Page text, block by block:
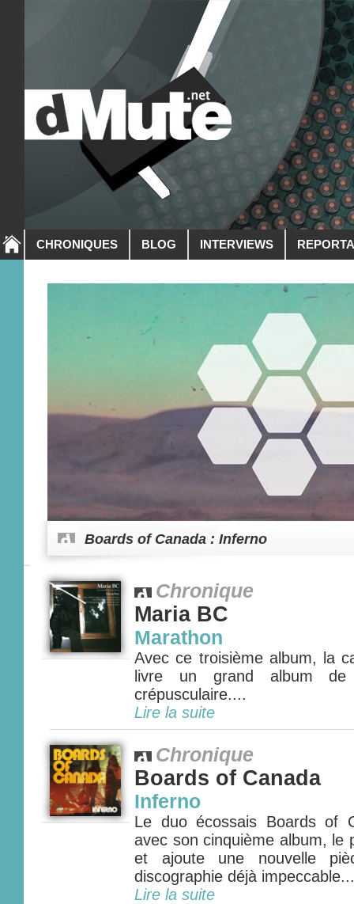
CHRONIQUES BLOG INTERVIEWS
Boards of Canada : Inferno
Chronique
Maria BC
Marathon
Avec ce troisième album, la
livre un grand album
crépusculaire....
Lire la suite
Chronique
Boards of Canada
Inferno
Le duo écossais Boards of
avec son cinquième album, le
et ajoute une nouvelle
discographie déjà
Lire la suite